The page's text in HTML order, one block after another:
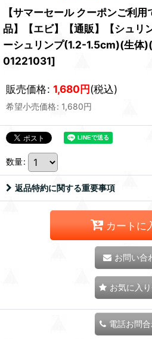
【サマーセール クーポンご利
品】【エビ】【通販】【シュリ
ーシュリンプ(1.2-1.5cm)(生体
01221031]
販売価格: 1,680円(税込)
希望小売価格: 1,680円
数量:
返品特約に関する重要事項
カートに
お問い合
お気に入
電話お問